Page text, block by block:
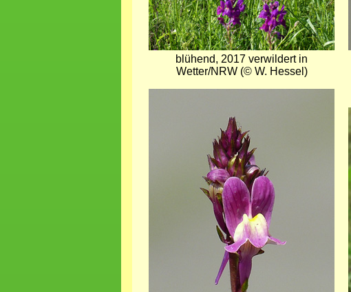
blühend, 2017 verwildert in
Wetter/NRW (© W. Hessel)